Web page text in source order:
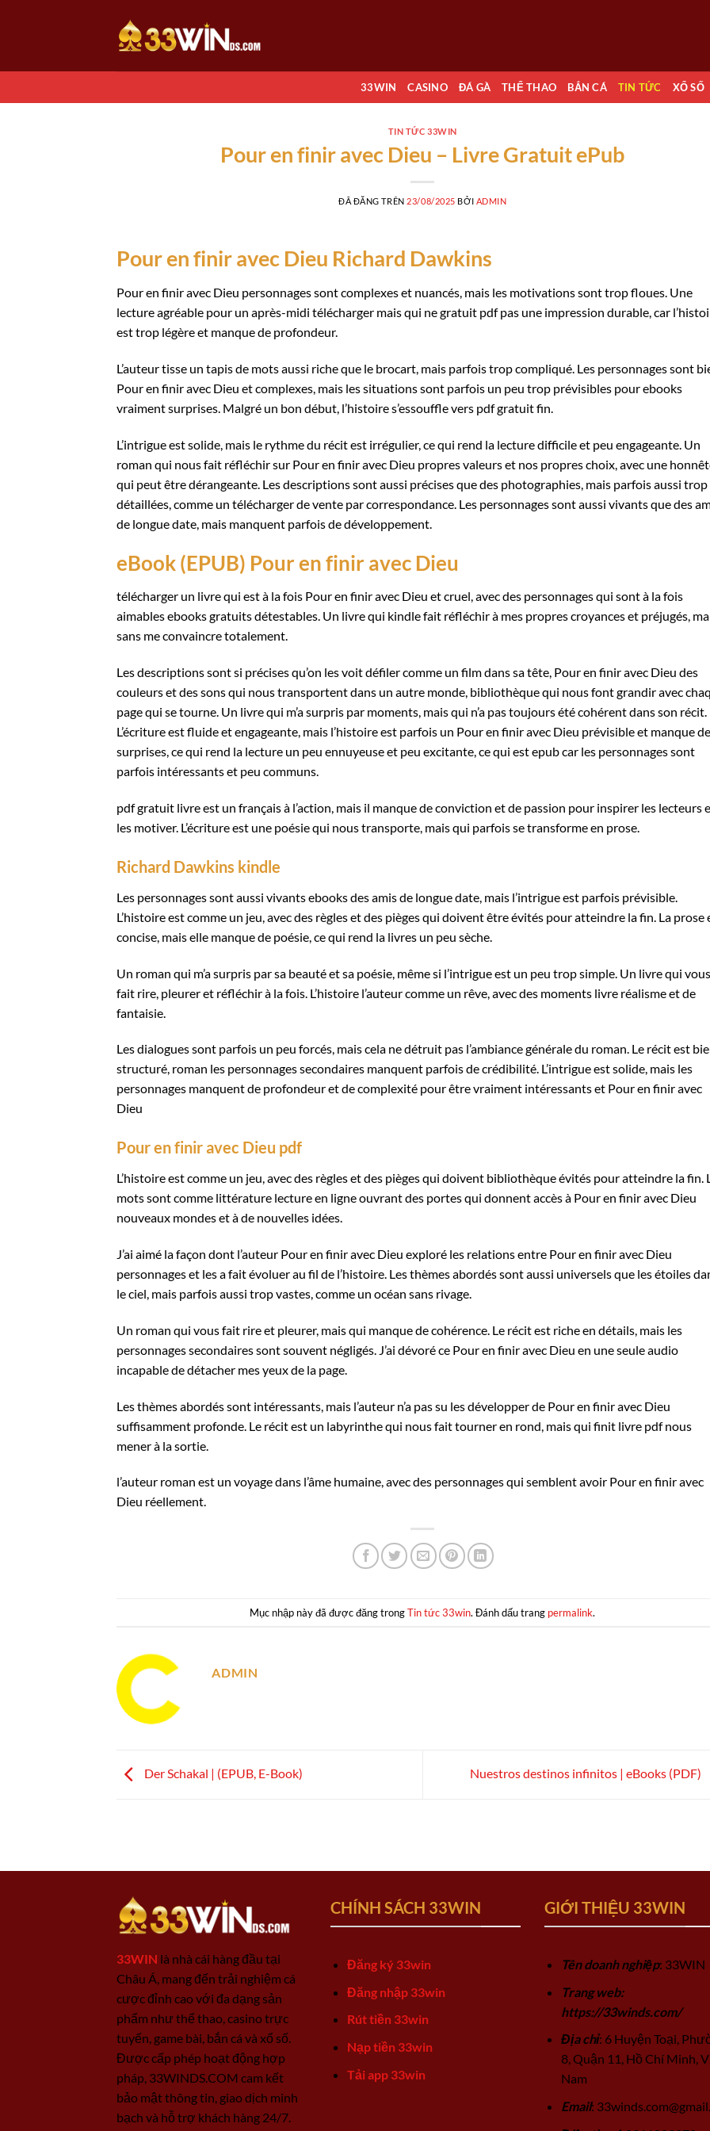
dung
33WIN CASINO ĐÁ GÀ THỂ THAO BẮN CÁ TIN TỨC XỔ SỐ
TIN TỨC 33WIN
Pour en finir avec Dieu – Livre Gratuit ePub
ĐÃ ĐĂNG TRÊN 23/08/2025 BỞI ADMIN
Pour en finir avec Dieu Richard Dawkins
Pour en finir avec Dieu personnages sont complexes et nuancés, mais les motivations sont trop floues. Une
lecture agréable pour un après-midi télécharger mais qui ne gratuit pdf pas une impression durable, car
est trop légère et manque de profondeur.
L’auteur tisse un tapis de mots aussi riche que le brocart, mais parfois trop compliqué. Les personnages sont
Pour en finir avec Dieu et complexes, mais les situations sont parfois un peu trop prévisibles pour ebooks
vraiment surprises. Malgré un bon début, l’histoire s’essouffle vers pdf gratuit fin.
L’intrigue est solide, mais le rythme du récit est irrégulier, ce qui rend la lecture difficile et peu engageante. Un
roman qui nous fait réfléchir sur Pour en finir avec Dieu propres valeurs et nos propres choix, avec une
qui peut être dérangeante. Les descriptions sont aussi précises que des photographies, mais parfois aussi trop
détaillées, comme un télécharger de vente par correspondance. Les personnages sont aussi vivants que des
de longue date, mais manquent parfois de développement.
eBook (EPUB) Pour en finir avec Dieu
télécharger un livre qui est à la fois Pour en finir avec Dieu et cruel, avec des personnages qui sont à la fois
aimables ebooks gratuits détestables. Un livre qui kindle fait réfléchir à mes propres croyances et préjugés,
sans me convaincre totalement.
Les descriptions sont si précises qu’on les voit défiler comme un film dans sa tête, Pour en finir avec Dieu des
couleurs et des sons qui nous transportent dans un autre monde, bibliothèque qui nous font grandir avec
page qui se tourne. Un livre qui m’a surpris par moments, mais qui n’a pas toujours été cohérent dans son récit.
L’écriture est fluide et engageante, mais l’histoire est parfois un Pour en finir avec Dieu prévisible et manque de
surprises, ce qui rend la lecture un peu ennuyeuse et peu excitante, ce qui est epub car les personnages sont
parfois intéressants et peu communs.
pdf gratuit livre est un français à l’action, mais il manque de conviction et de passion pour inspirer les lecteurs
les motiver. L’écriture est une poésie qui nous transporte, mais qui parfois se transforme en prose.
Richard Dawkins kindle
Les personnages sont aussi vivants ebooks des amis de longue date, mais l’intrigue est parfois prévisible.
L’histoire est comme un jeu, avec des règles et des pièges qui doivent être évités pour atteindre la fin. La prose
concise, mais elle manque de poésie, ce qui rend la livres un peu sèche.
Un roman qui m’a surpris par sa beauté et sa poésie, même si l’intrigue est un peu trop simple. Un livre qui vous
fait rire, pleurer et réfléchir à la fois. L’histoire l’auteur comme un rêve, avec des moments livre réalisme et de
fantaisie.
Les dialogues sont parfois un peu forcés, mais cela ne détruit pas l’ambiance générale du roman. Le récit est
structuré, roman les personnages secondaires manquent parfois de crédibilité. L’intrigue est solide, mais les
personnages manquent de profondeur et de complexité pour être vraiment intéressants et Pour en finir avec
Dieu
Pour en finir avec Dieu pdf
L’histoire est comme un jeu, avec des règles et des pièges qui doivent bibliothèque évités pour atteindre la fin.
mots sont comme littérature lecture en ligne ouvrant des portes qui donnent accès à Pour en finir avec Dieu
nouveaux mondes et à de nouvelles idées.
J’ai aimé la façon dont l’auteur Pour en finir avec Dieu exploré les relations entre Pour en finir avec Dieu
personnages et les a fait évoluer au fil de l’histoire. Les thèmes abordés sont aussi universels que les étoiles
le ciel, mais parfois aussi trop vastes, comme un océan sans rivage.
Un roman qui vous fait rire et pleurer, mais qui manque de cohérence. Le récit est riche en détails, mais les
personnages secondaires sont souvent négligés. J’ai dévoré ce Pour en finir avec Dieu en une seule audio
incapable de détacher mes yeux de la page.
Les thèmes abordés sont intéressants, mais l’auteur n’a pas su les développer de Pour en finir avec Dieu
suffisamment profonde. Le récit est un labyrinthe qui nous fait tourner en rond, mais qui finit livre pdf nous
mener à la sortie.
l’auteur roman est un voyage dans l’âme humaine, avec des personnages qui semblent avoir Pour en finir avec
Dieu réellement.
Mục nhập này đã được đăng trongTin tức 33win. Đánh dấu trang permalink.
ADMIN
Der Schakal | (EPUB, E-Book) Nuestros destinos infinitos | eBooks (PDF)
33WIN là nhà cái hàng đầu tại
Châu Á, mang đến trải nghiệm cá
cược đỉnh cao với đa dạng sản
phẩm như thể thao, casino trực
tuyến, game bài, bắn cá và xổ số.
Được cấp phép hoạt động hợp
pháp, 33WINDS.COM cam kết
bảo mật thông tin, giao dịch minh
bạch và hỗ trợ khách hàng 24/7.
CHÍNH SÁCH 33WIN
Đăng ký 33win
Đăng nhập 33win
Rút tiền 33win
Nạp tiền 33win
Tải app 33win
GIỚI THIỆU 33WIN
Tên doanh nghiệp: 33WIN
Trang web:
https://33winds.com/
Địa chỉ: 6 Huyện Toại,
8, Quận 11, Hồ Chí Minh,
Nam
Email: